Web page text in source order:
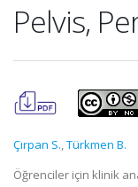
Pelvis,
Çırpan S.,Türkmen B.
Öğrenciler için klinik